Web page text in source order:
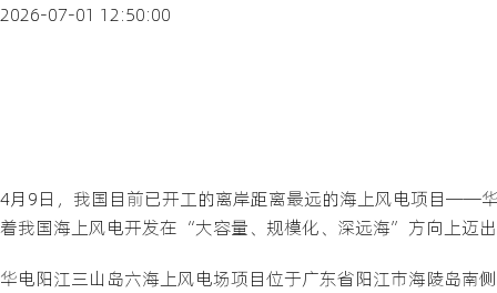
2026-07-01 12:50:00
4月9日，我国目前已开工的离岸距离最远的海上风电项目——
着我国海上风电开发在“大容量、规模化、深远海”方向上迈
华电阳江三山岛六海上风电场项目位于广东省阳江市海陵岛南